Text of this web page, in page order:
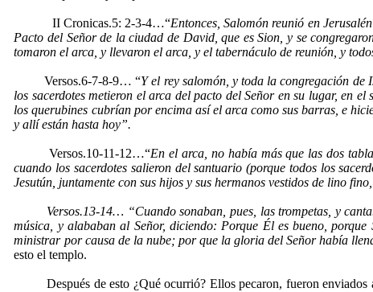
II Cronicas.5: 2-3-4…“Entonces, Salomón reunió en
Pacto del Señor de la ciudad de David, que es Sion, y se
tomaron el arca, y llevaron el arca, y el tabernáculo de reunión, y
Versos.6-7-8-9… “Y el rey salomón, y toda la congregación de
los sacerdotes metieron el arca del pacto del Señor en su lugar, en
los querubines cubrían por encima así el arca como sus barras, e
y allí están hasta hoy”.
Versos.10-11-12…“En el arca, no había más que las dos
cuando los sacerdotes salieron del santuario (porque todos los
Jesutún, juntamente con sus hijos y sus hermanos vestidos de lino
Versos.13-14… “Cuando sonaban, pues, las trompetas, y
música, y alababan al Señor, diciendo: Porque Él es bueno,
ministrar por causa de la nube; por que la gloria del Señor había
esto el templo.
Después de esto ¿Qué ocurrió? Ellos pecaron, fueron enviados